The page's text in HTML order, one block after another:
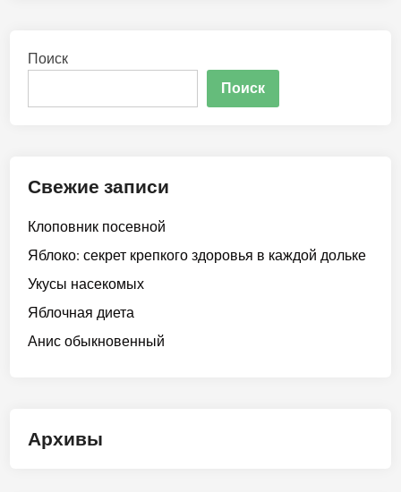
Поиск
Поиск
Свежие записи
Клоповник посевной
Яблоко: секрет крепкого здоровья в каждой дольке
Укусы насекомых
Яблочная диета
Анис обыкновенный
Архивы